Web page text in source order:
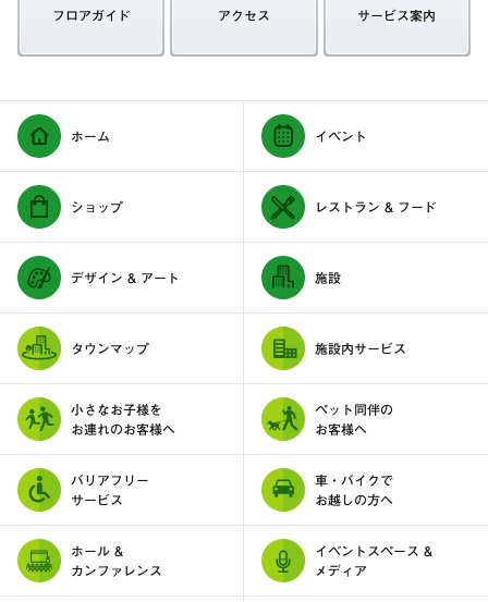
フロアガイド アクセス サービス案内
ホーム イベント
ショップ レストラン & フード
デザイン & アート 施設
タウンマップ 施設内サービス
小さなお子様を
お連れのお客様へ
ペット同伴の
お客様へ
バリアフリー
サービス
車・バイクで
お越しの方へ
ホール &
カンファレンス
イベントスペース &
メディア